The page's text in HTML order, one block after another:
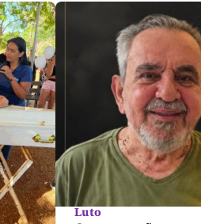
Luto